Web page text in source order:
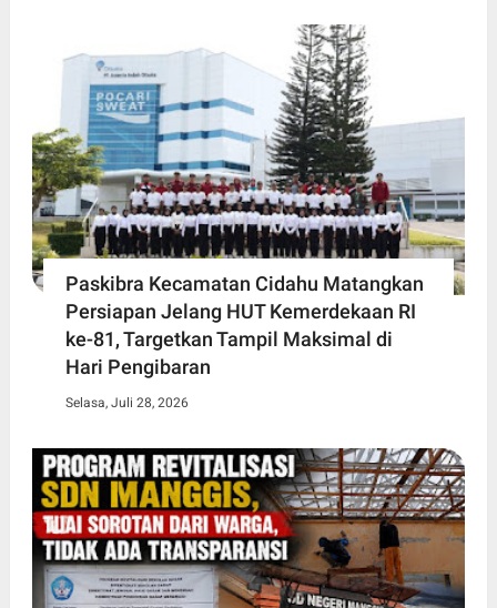
Paskibra Kecamatan Cidahu Matangkan
Persiapan Jelang HUT Kemerdekaan RI
ke-81, Targetkan Tampil Maksimal di
Hari Pengibaran
Selasa, Juli 28, 2026